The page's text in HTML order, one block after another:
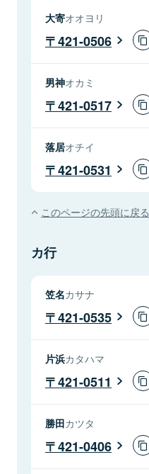
大寄オオヨリ
421-0506
男神オカミ
421-0517
落居オチイ
421-0531
このページの先頭に戻る
カ行
笠名カサナ
421-0535
片浜カタハマ
421-0511
勝田カツタ
421-0406